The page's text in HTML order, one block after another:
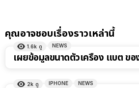
คุณอาจชอบเรื่องราวเหล่านี้
1.6k ดู NEWS
เผยข้อมูลขนาดตัวเครื่อง แบต ข
2k ดู IPHONE NEWS